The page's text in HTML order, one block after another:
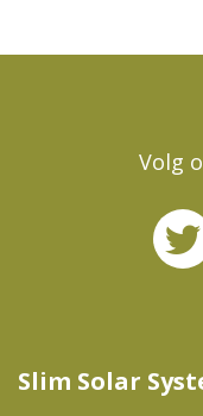
Volg
Slim Solar